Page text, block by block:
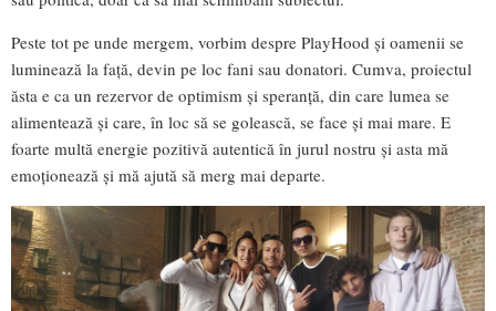
Peste tot pe unde mergem, vorbim despre PlayHood și oamenii se
luminează la față, devin pe loc fani sau donatori. Cumva, proiectul
ăsta e ca un rezervor de optimism și speranță, din care lumea se
alimentează și care, în loc să se golească, se face și mai mare. E
foarte multă energie pozitivă autentică în jurul nostru și asta mă
emoționează și mă ajută să merg mai departe.